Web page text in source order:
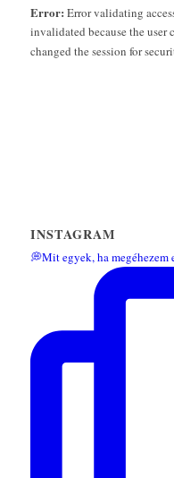
Error: Error validating
invalidated because the user
changed the session for
INSTAGRAM
💭Mit egyek, ha megéhezem